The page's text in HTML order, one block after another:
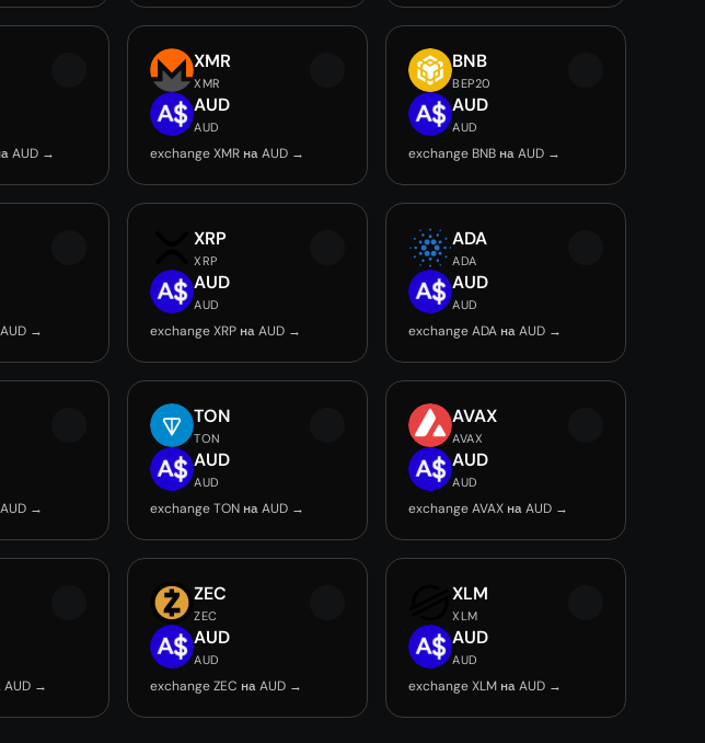
AUD →
XMR
XMR
AUD
AUD
exchange XMR на AUD →
BNB
BEP20
AUD
AUD
exchange BNB на AUD →
→
XRP
XRP
AUD
AUD
exchange XRP на AUD →
ADA
ADA
AUD
AUD
exchange ADA на AUD →
→
TON
TON
AUD
AUD
exchange TON на AUD →
AVAX
AVAX
AUD
AUD
exchange AVAX на AUD →
AUD →
ZEC
ZEC
AUD
AUD
exchange ZEC на AUD →
XLM
XLM
AUD
AUD
exchange XLM на AUD →